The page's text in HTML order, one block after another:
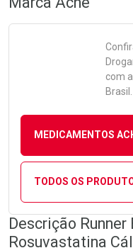
com
Brasil.
MEDICAMENTOS
TODOS OS
Descrição
Rosuvastatina